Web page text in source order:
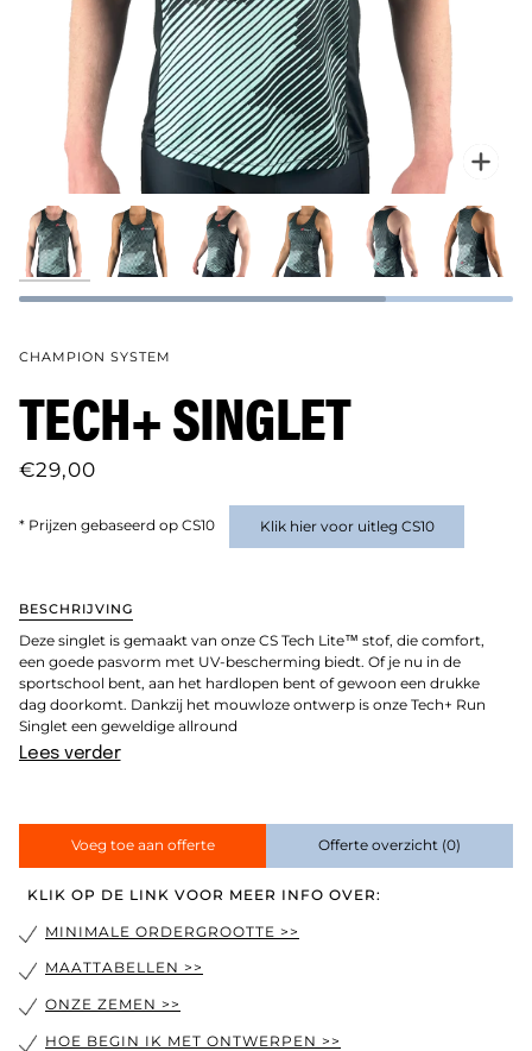
CHAMPION SYSTEM
TECH+ SINGLET
€29,00
* Prijzen gebaseerd op CS10 Klik hier voor uitleg CS10
BESCHRIJVING
Deze singlet is gemaakt van onze CS Tech Lite™ stof, die comfort,
een goede pasvorm met UV-bescherming biedt. Of je nu in de
sportschool bent, aan het hardlopen bent of gewoon een drukke
dag doorkomt. Dankzij het mouwloze ontwerp is onze Tech+ Run
Singlet een geweldige allround
Lees verder
Voeg toe aan offerte Offerte overzicht (0)
KLIK OP DE LINK VOOR MEER INFO OVER:
MINIMALE ORDERGROOTTE >>
MAATTABELLEN >>
ONZE ZEMEN >>
HOE BEGIN IK MET ONTWERPEN >>